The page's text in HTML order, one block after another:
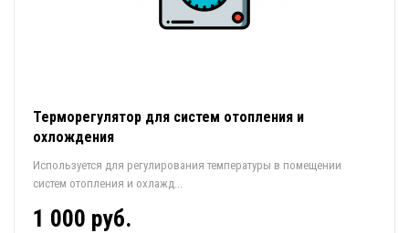
Терморегулятор для систем отопления и
охлождения
Используется для регулирования температуры в помещении
систем отопления и охлажд...
1 000 руб.